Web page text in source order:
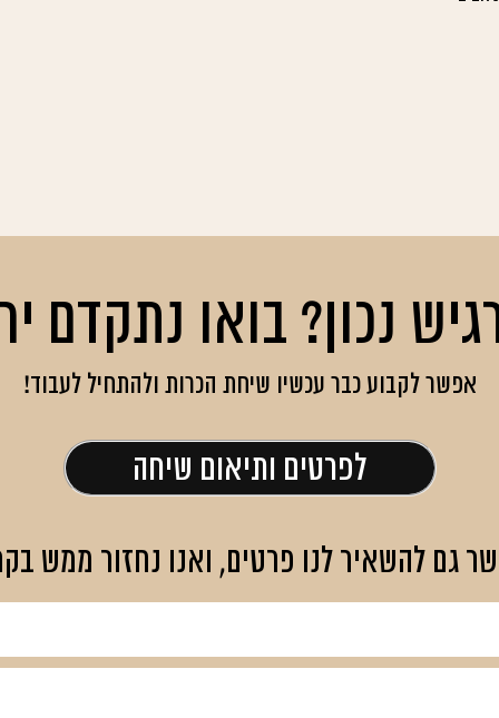
נכון? בואו נתקדם
אפשר לקבוע כבר עכשיו שיחת הכרות ולהתחיל לעבוד!
לפרטים ותיאום שיחה
גם להשאיר לנו פרטים, ואנו נחזור ממש